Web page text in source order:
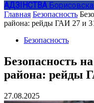
АДЗIНСТВА
Главная Безопасность
района: рейды ГАИ 27 и
Безопасность
Безопасность
района: рейды
27.08.2025